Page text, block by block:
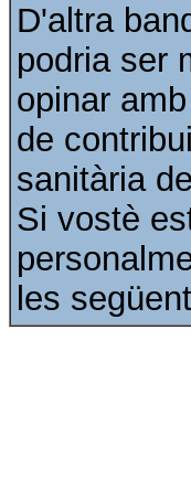
D'altra
podria ser
opinar
de
sanitària
Si vostè
les